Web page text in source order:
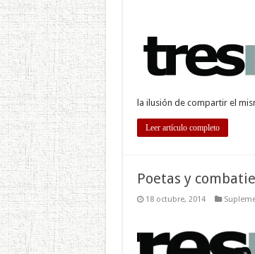
la ilusión de compartir el
Leer artículo completo
Poetas y
18 octubre, 2014